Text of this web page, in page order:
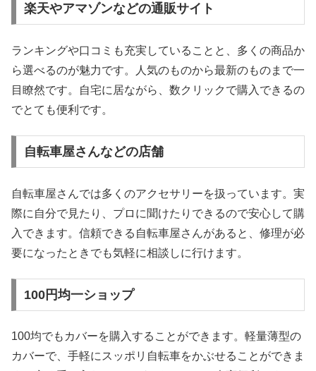
楽天やアマゾンなどの通販サイト
ランキングや口コミも充実していることと、多くの商品か
ら選べるのが魅力です。人気のものから最新のものまで一
目瞭然です。自宅に居ながら、数クリックで購入できるの
でとても便利です。
自転車屋さんなどの店舗
自転車屋さんでは多くのアクセサリーを扱っています。実
際に自分で見たり、プロに聞けたりできるので安心して購
入できます。信頼できる自転車屋さんがあると、修理が必
要になったときでも気軽に相談しに行けます。
100円均一ショップ
100均でもカバーを購入することができます。軽量薄型の
カバーで、手軽にスッポリ自転車をかぶせることができま